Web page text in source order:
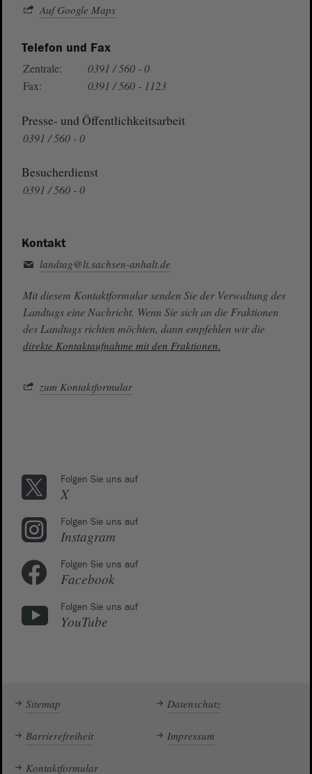
Auf Google Maps
Telefon und Fax
Zentrale:
0391 / 560 - 0
Fax:
0391 / 560 - 1123
Presse- und Öffentlichkeitsarbeit
0391 / 560 - 0
Besucherdienst
0391 / 560 - 0
Kontakt
landtag@lt.sachsen-anhalt.de
Mit diesem Kontaktformular senden Sie der Verwaltung des
Landtags eine Nachricht. Wenn Sie sich an die Fraktionen
des Landtags richten möchten, dann empfehlen wir die
direkte Kontaktaufnahme mit den Fraktionen.
zum Kontaktformular
Folgen Sie uns auf
X
Folgen Sie uns auf
Instagram
Folgen Sie uns auf
Facebook
Folgen Sie uns auf
YouTube
Sitemap Datenschutz
Barrierefreiheit Impressum
Kontaktformular